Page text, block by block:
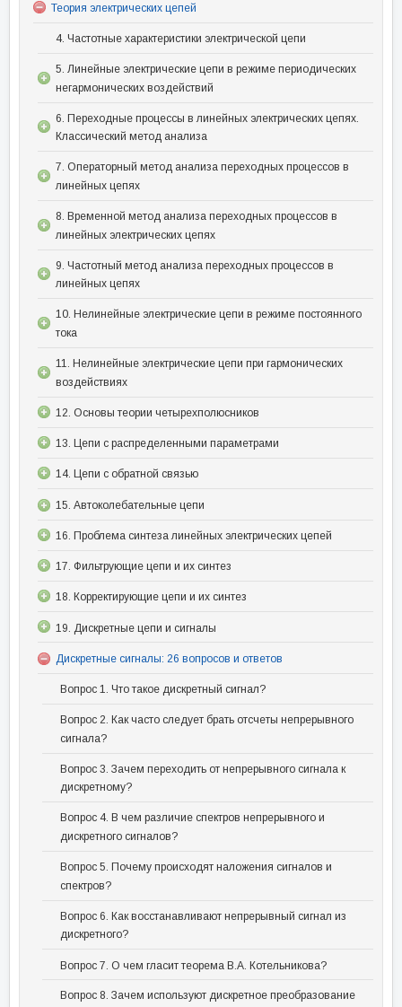
Теория электрических цепей
4. Частотные характеристики электрической цепи
5. Линейные электрические цепи в режиме периодических
негармонических воздействий
6. Переходные процессы в линейных электрических цепях.
Классический метод анализа
7. Операторный метод анализа переходных процессов в
линейных цепях
8. Временной метод анализа переходных процессов в
линейных электрических цепях
9. Частотный метод анализа переходных процессов в
линейных цепях
10. Нелинейные электрические цепи в режиме постоянного
тока
11. Нелинейные электрические цепи при гармонических
воздействиях
12. Основы теории четырехполюсников
13. Цепи с распределенными параметрами
14. Цепи с обратной связью
15. Автоколебательные цепи
16. Проблема синтеза линейных электрических цепей
17. Фильтрующие цепи и их синтез
18. Корректирующие цепи и их синтез
19. Дискретные цепи и сигналы
Дискретные сигналы: 26 вопросов и ответов
Вопрос 1. Что такое дискретный сигнал?
Вопрос 2. Как часто следует брать отсчеты непрерывного
сигнала?
Вопрос 3. Зачем переходить от непрерывного сигнала к
дискретному?
Вопрос 4. В чем различие спектров непрерывного и
дискретного сигналов?
Вопрос 5. Почему происходят наложения сигналов и
спектров?
Вопрос 6. Как восстанавливают непрерывный сигнал из
дискретного?
Вопрос 7. О чем гласит теорема В.А. Котельникова?
Вопрос 8. Зачем используют дискретное преобразование